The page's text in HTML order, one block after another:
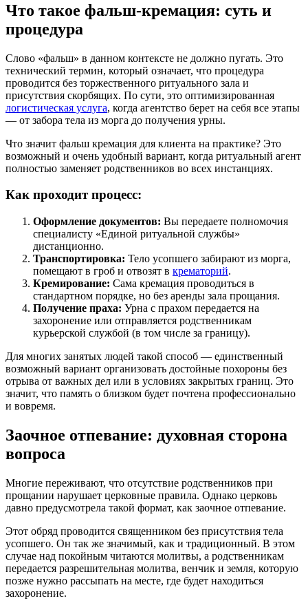
Что такое фальш-кремация: суть и
процедура
Слово «фальш» в данном контексте не должно пугать. Это
технический термин, который означает, что процедура
проводится без торжественного ритуального зала и
присутствия скорбящих. По сути, это оптимизированная
логистическая услуга, когда агентство берет на себя все этапы
— от забора тела из морга до получения урны.
Что значит фальш кремация для клиента на практике? Это
возможный и очень удобный вариант, когда ритуальный агент
полностью заменяет родственников во всех инстанциях.
Как проходит процесс:
Оформление документов: Вы передаете полномочия
специалисту «Единой ритуальной службы»
дистанционно.
Транспортировка: Тело усопшего забирают из морга,
помещают в гроб и отвозят в крематорий.
Кремирование: Сама кремация проводиться в
стандартном порядке, но без аренды зала прощания.
Получение праха: Урна с прахом передается на
захоронение или отправляется родственникам
курьерской службой (в том числе за границу).
Для многих занятых людей такой способ — единственный
возможный вариант организовать достойные похороны без
отрыва от важных дел или в условиях закрытых границ. Это
значит, что память о близком будет почтена профессионально
и вовремя.
Заочное отпевание: духовная сторона
вопроса
Многие переживают, что отсутствие родственников при
прощании нарушает церковные правила. Однако церковь
давно предусмотрела такой формат, как заочное отпевание.
Этот обряд проводится священником без присутствия тела
усопшего. Он так же значимый, как и традиционный. В этом
случае над покойным читаются молитвы, а родственникам
передается разрешительная молитва, венчик и земля, которую
позже нужно рассыпать на месте, где будет находиться
захоронение.